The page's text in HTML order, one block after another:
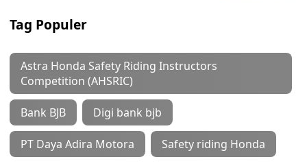
Tag Populer
Astra Honda Safety Riding Instructors
Competition (AHSRIC)
Bank BJB Digi bank bjb
PT Daya Adira Motora Safety riding Honda